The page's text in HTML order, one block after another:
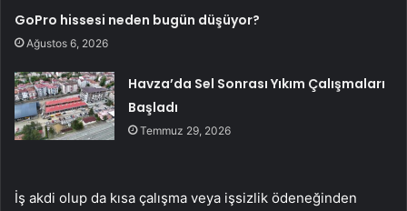
GoPro hissesi neden bugün düşüyor?
Ağustos 6, 2026
Havza’da Sel Sonrası Yıkım Çalışmaları
Başladı
Temmuz 29, 2026
İş akdi olup da kısa çalışma veya işsizlik ödeneğinden